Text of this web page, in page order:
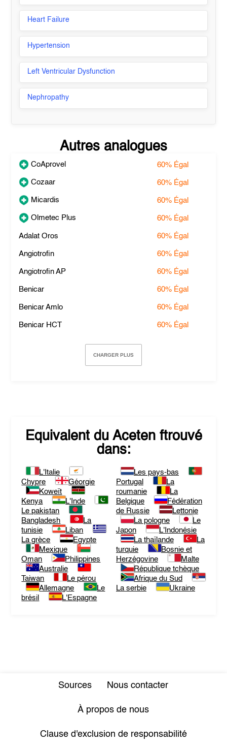
Heart Failure
Hypertension
Left Ventricular Dysfunction
Nephropathy
Autres analogues
CoAprovel 60% Égal
Cozaar 60% Égal
Micardis 60% Égal
Olmetec Plus 60% Égal
Adalat Oros 60% Égal
Angiotrofin 60% Égal
Angiotrofin AP 60% Égal
Benicar 60% Égal
Benicar Amlo 60% Égal
Benicar HCT 60% Égal
CHARGER PLUS
Equivalent du Acetenftrouvé
dans:
L'Italie
Chypre
Géorgie
Koweït
Kenya
L'Inde
Le pakistan
Bangladesh
La
tunisie
Liban
La grèce
Egypte
Mexique
Oman
Philippines
Australie
Taiwan
Le pérou
Allemagne
Le
brésil
L'Espagne
Les pays-bas
Portugal
La
roumanie
La
Belgique
Fédération
de Russie
Lettonie
La pologne
Le
Japon
L'Indonésie
La thaïlande
La
turquie
Bosnie et
Herzégovine
Malte
République tchèque
Afrique du Sud
La serbie
Ukraine
Sources Nous contacter
À propos de nous
Clause d'exclusion de responsabilité